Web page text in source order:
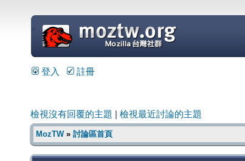
=
登入 註冊
檢視沒有回覆的主題 檢視最近討論的主題
MozTW» 討論區首頁